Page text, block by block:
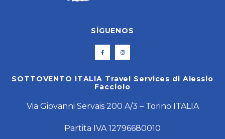
SÍGUENOS
SOTTOVENTO ITALIA Travel Services di Alessio
Facciolo
Via Giovanni Servais 200 A/3 – Torino ITALIA
Partita IVA 12796680010